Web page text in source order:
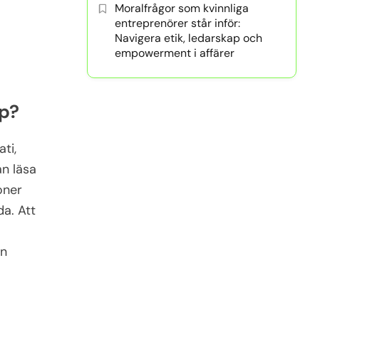
läsa
Att
Moralfrågor som kvinnliga
entreprenörer står inför:
Navigera etik, ledarskap och
empowerment i affärer